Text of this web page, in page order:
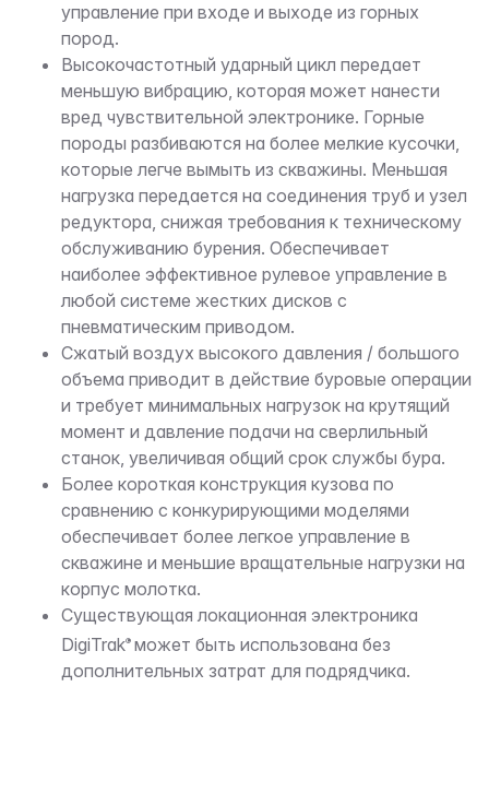
управление при входе и выходе из горных
пород.
Высокочастотный ударный цикл передает
меньшую вибрацию, которая может нанести
вред чувствительной электронике. Горные
породы разбиваются на более мелкие кусочки,
которые легче вымыть из скважины. Меньшая
нагрузка передается на соединения труб и узел
редуктора, снижая требования к техническому
обслуживанию бурения. Обеспечивает
наиболее эффективное рулевое управление в
любой системе жестких дисков с
пневматическим приводом.
Сжатый воздух высокого давления / большого
объема приводит в действие буровые операции
и требует минимальных нагрузок на крутящий
момент и давление подачи на сверлильный
станок, увеличивая общий срок службы бура.
Более короткая конструкция кузова по
сравнению с конкурирующими моделями
обеспечивает более легкое управление в
скважине и меньшие вращательные нагрузки на
корпус молотка.
Существующая локационная электроника
DigiTrak® может быть использована без
дополнительных затрат для подрядчика.